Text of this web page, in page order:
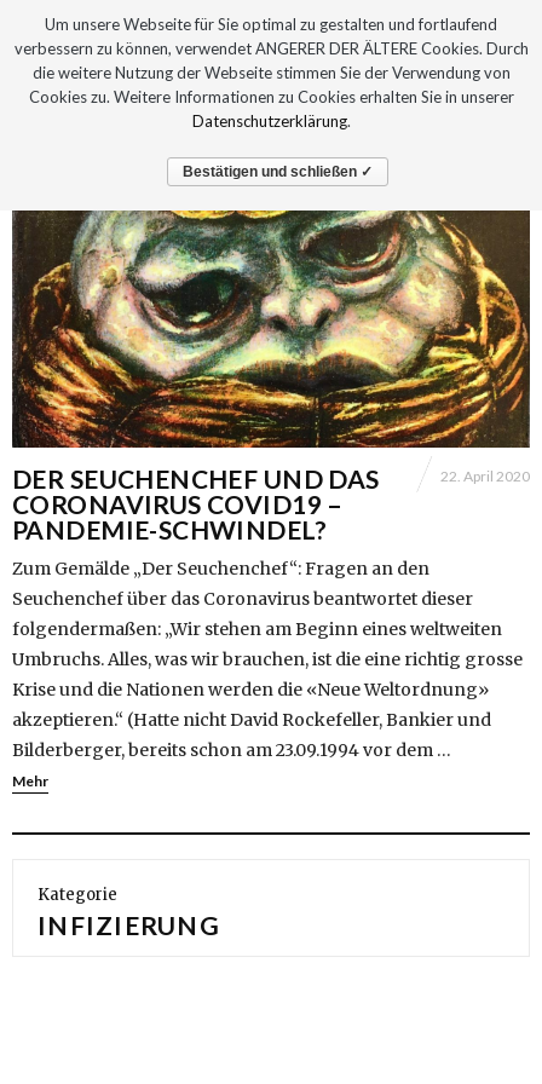
DER SEUCHENCHEF UND DAS
CORONAVIRUS COVID19 –
PANDEMIE-SCHWINDEL?
22. April 2020
Zum Gemälde „Der Seuchenchef“: Fragen an den
Seuchenchef über das Coronavirus beantwortet dieser
folgendermaßen: „Wir stehen am Beginn eines weltweiten
Umbruchs. Alles, was wir brauchen, ist die eine richtig grosse
Krise und die Nationen werden die «Neue Weltordnung»
akzeptieren.“ (Hatte nicht David Rockefeller, Bankier und
Bilderberger, bereits schon am 23.09.1994 vor dem …
Mehr
Kategorie
INFIZIERUNG
Um unsere Webseite für Sie optimal zu gestalten und fortlaufend
verbessern zu können, verwendet ANGERER DER ÄLTERE Cookies. Durch
die weitere Nutzung der Webseite stimmen Sie der Verwendung von
Cookies zu. Weitere Informationen zu Cookies erhalten Sie in unserer
Datenschutzerklärung.
Bestätigen und schließen ✓